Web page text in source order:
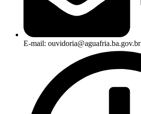
E-mail: ouvidoria@aguafria.ba.gov.br